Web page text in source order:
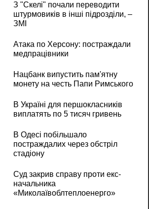
З "Скелі" почали переводити
штурмовиків в інші підрозділи, –
ЗМІ
Атака по Херсону: постраждали
медпрацівники
Нацбанк випустить пам'ятну
монету на честь Папи Римського
В Україні для першокласників
виплатять по 5 тисяч гривень
В Одесі побільшало
постраждалих через обстріл
стадіону
Суд закрив справу проти екс-
начальника
«Миколаївоблтеплоенерго»